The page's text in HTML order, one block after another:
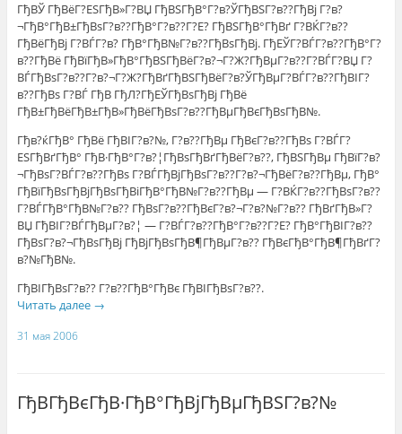
ГђВЎ ГђВёГ?ЕЅГђВ»Г?ВЏ ГђВЅГђВ°Г?в?ЎГђВЅГ?в??ГђВј Г?в?
¬ГђВ°ГђВ±ГђВѕГ?в??ГђВ°Г?в??Г?Е? ГђВЅГђВ°ГђВґ Г?ВЌГ?в??
ГђВёГђВј Г?ВЃГ?в? ГђВ°ГђВ№Г?в??ГђВѕГђВј. ГђЕЎГ?ВЃГ?в??ГђВ°Г?
в??ГђВё ГђВїГђВ»ГђВ°ГђВЅГђВёГ?в?¬Г?Ж?ГђВµГ?в??Г?ВЃГ?ВЏ Г?
ВЃГђВѕГ?в??Г?в?¬Г?Ж?ГђВґГђВЅГђВёГ?в?ЎГђВµГ?ВЃГ?в??ГђВІГ?
в??ГђВѕ Г?ВЃ ГђВ ГђЛ?ГђЕЎГђВѕГђВј ГђВё
ГђВ±ГђВёГђВ±ГђВ»ГђВёГђВѕГ?в??ГђВµГђВєГђВѕГђВ№.
Гђв?ќГђВ° ГђВё ГђВІГ?в?№, Г?в??ГђВµ ГђВєГ?в??ГђВѕ Г?ВЃГ?
ЕЅГђВґГђВ° ГђВ·ГђВ°Г?в?¦ГђВѕГђВґГђВёГ?в??, ГђВЅГђВµ ГђВїГ?в?
¬ГђВѕГ?ВЃГ?в??ГђВѕ Г?ВЃГђВјГђВѕГ?в??Г?в?¬ГђВёГ?в??ГђВµ, ГђВ°
ГђВїГђВѕГђВјГђВѕГђВіГђВ°ГђВ№Г?в??ГђВµ — Г?ВЌГ?в??ГђВѕГ?в??
Г?ВЃГђВ°ГђВ№Г?в?? ГђВѕГ?в??ГђВєГ?в?¬Г?в?№Г?в?? ГђВґГђВ»Г?
ВЏ ГђВІГ?ВЃГђВµГ?в?¦ — Г?ВЃГ?в??ГђВ°Г?в??Г?Е? ГђВ°ГђВІГ?в??
ГђВѕГ?в?¬ГђВѕГђВј ГђВјГђВѕГђВ¶ГђВµГ?в?? ГђВєГђВ°ГђВ¶ГђВґГ?
в?№ГђВ№.
ГђВІГђВѕГ?в?? Г?в??ГђВ°ГђВє ГђВІГђВѕГ?в??.
Читать далее →
31 мая 2006
ГђВ­ГђВєГђВ·ГђВ°ГђВјГђВµГђВЅГ?в?№